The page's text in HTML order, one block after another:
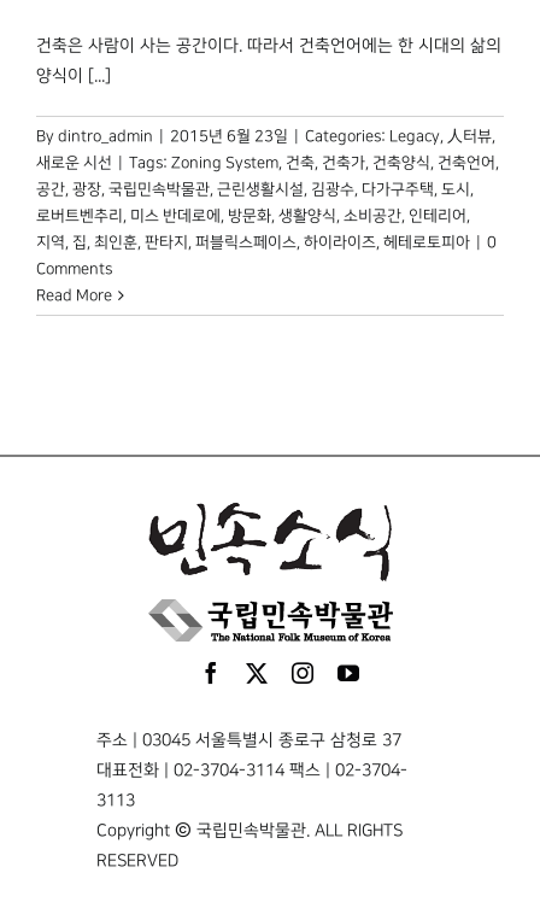
건축은 사람이 사는 공간이다. 따라서 건축언어에는 한 시대의 삶의
양식이 [...]
By dintro_admin 2015년 6월 23일 Categories: Legacy, 人터뷰,
새로운 시선
Tags: Zoning System, 건축, 건축가, 건축양식, 건축언어 ,
공간, 광장, 국립민속박물관, 근린생활시설, 김광수, 다가구주택, 도시 ,
로버트벤추리 , 미스 반데로에 , 방문화, 생활양식, 소비공간, 인테리어 ,
지역, 집, 최인훈, 판타지 , 퍼블릭스페이스, 하이라이즈, 헤테로토피아
0
Comments
Read More
주소 | 03045 서울특별시 종로구 삼청로 37
대표전화 | 02-3704-3114 팩스 | 02-3704-
3113
Copyright © 국립민속박물관. ALL RIGHTS
RESERVED